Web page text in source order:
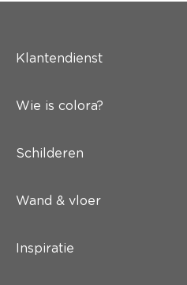
Klantendienst
Wie is colora?
Schilderen
Wand & vloer
Inspiratie